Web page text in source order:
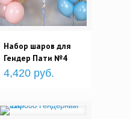
Набор шаров для
Гендер Пати №4
4,420 руб.